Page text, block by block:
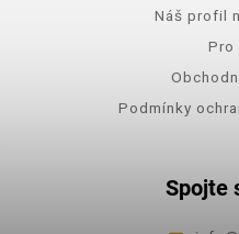
Náš profil
Pro
Podmínky
Spojte